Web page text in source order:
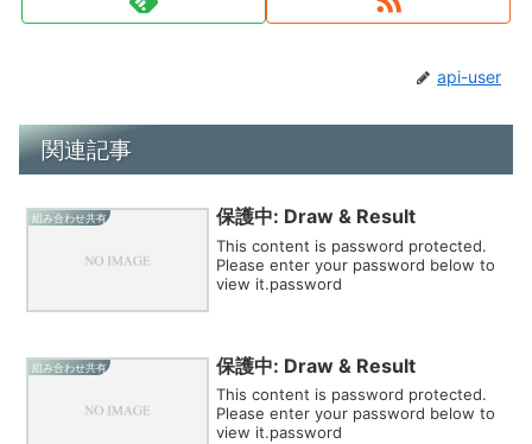
api-user
関連記事
組み合わせ共有 保護中: Draw & Result
This content is password protected.
Please enter your password below to
view it.password
組み合わせ共有 保護中: Draw & Result
This content is password protected.
Please enter your password below to
view it.password